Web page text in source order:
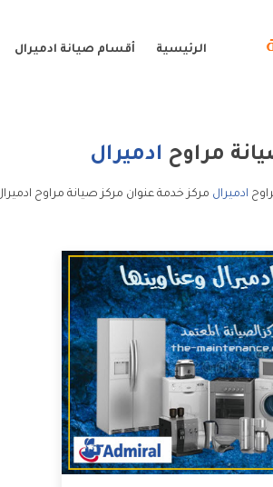
الرئيسية أقسام صيانة ادميرال
مراوح ادميرال
ادميرال مركز خدمة عنوان مركز صيانة مراوح